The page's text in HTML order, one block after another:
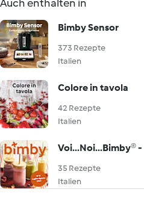
Auch enthalten in
Bimby Sensor
373 Rezepte
Italien
Colore in tavola
42 Rezepte
Italien
Voi...Noi...Bimby®
35 Rezepte
Italien